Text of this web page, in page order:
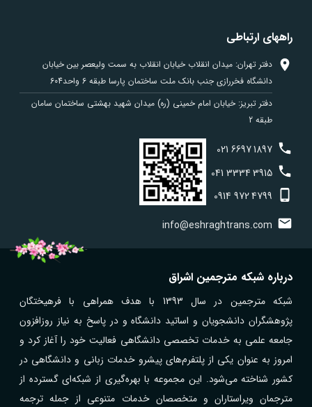
راههای ارتباطی
دفتر تهران: میدان انقلاب خیابان انقلاب به سمت ولیعصر بین خیابان
دانشگاه فخررازی جنب بانک ملت ساختمان پارسا طبقه 6 واحد604
دفتر تبریز: خیابان امام خمینی (ره) میدان شهید بهشتی ساختمان سامان
طبقه 2
021 66971897
041 33343915
0914 9724799
info@eshraghtrans.com
درباره شبکه مترجمین اشراق
شبکه مترجمین در سال 1393 با هدف همراهی با فرهیختگان
پژوهشگران دانشجویان و اساتید دانشگاه و در پاسخ به نیاز روزافزون
جامعه علمی به خدمات تخصصی دانشگاهی فعالیت خود را آغاز کرد و
امروز به عنوان یکی از پلتفرم‌های پیشرو خدمات زبانی و دانشگاهی در
کشور شناخته می‌شود. این مجموعه با بهره‌گیری از شبکه‌ای گسترده از
مترجمان ویراستاران و متخصصان خدمات متنوعی از جمله ترجمه